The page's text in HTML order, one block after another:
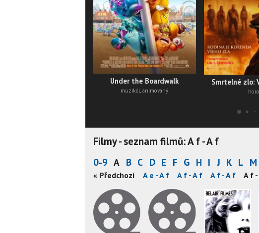
Under the Boardwalk
muzikál, animovaný
Smrtelné zlo:
Filmy - seznam filmů: A f - A f
0-9 A B C D E F G H I J K L M
« Předchozí
A d - A d A d - A e A e - A f A f - A f A f - A f A f